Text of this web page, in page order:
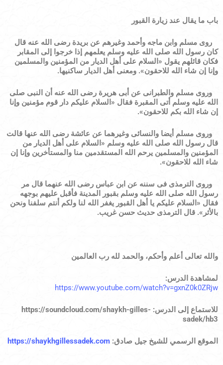
باب ما يقال عند زيارة القبور
روى مسلم وابن ماجه وأحمد وغيرهم عن بريدة رضى الله عنه قال
كان رسول الله صلى الله عليه وسلم يعلمهم إذا خرجوا إلى المقابر
فكان قائلهم يقول « السلام على أهل الديار من المؤمنين والمسلمين
وإنا إن شاء الله للاحقون»
. ومعنى أهل الديار ساكنيها.
وروى مسلم والطبرانى عن أبى هريرة رضى الله عنه أن النبى صلى
الله عليه وسلم أتى المقبرة فقال « السلام عليكم دار قوم مؤمنين وإنا
إن شاء الله بكم للاحقون»
.
وروى مسلم أيضا والنسائى وغيرهما عن عائشة رضى الله عنها قالت
قال رسول الله صلى الله عليه وسلم « السلام على أهل الديار من
المؤمنين والمسلمين يرحم الله المستقدمين منا والمستأخرين وإنا إن
شاء الله للاحقون»
.
وروى الترمذى فى سننه عن ابن عباس رضى الله عنهما قال مر
رسول الله صلى الله عليه وسلم بقبور المدينة فأقبل عليهم بوجهه
فقال « السلام عليكم يا أهل القبور يغفر الله لنا ولكم أنتم سلفنا ونحن
بالأثر ». قال الترمذى حديث حسن غريب.
والله تعالى أعلم وأحكم، والحمد لله رب العالمين
لمشاهدة الدرس:
https://www.youtube.com/watch?v=gxnZ0k0ZRjw
للاستماع إلى الدرس: https://soundcloud.com/shaykh-gilles-
sadek/hb3
الموقع الرسمي للشيخ جيل صادق: https://shaykhgillessadek.com